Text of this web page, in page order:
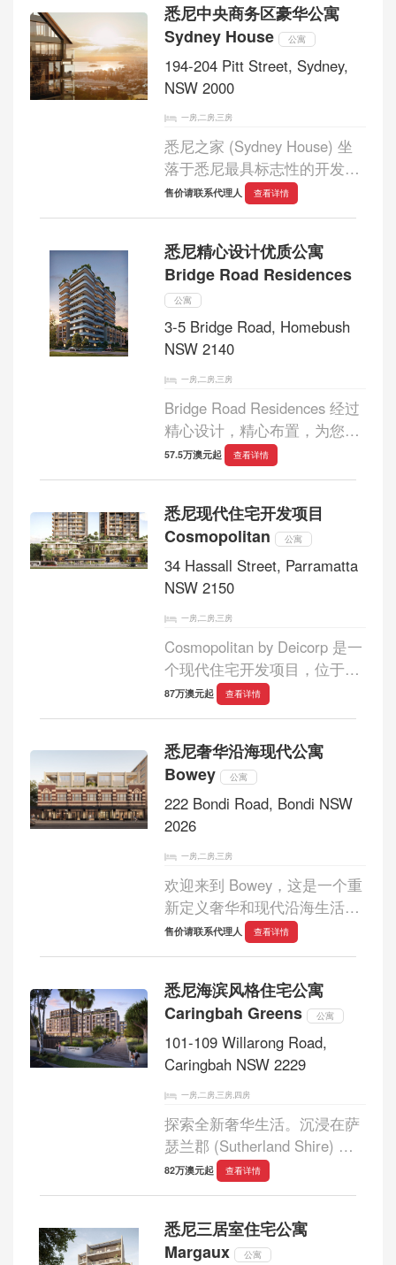
的庄园之中，其永恒的文化遗
产令人沉醉其中，...
悉尼中央商务区豪华公寓
Sydney House
公寓
194-204 Pitt Street, Sydney,
NSW 2000
一房,二房,三房
悉尼之家 (Sydney House) 坐
落于悉尼最具标志性的开发项
目之一，定会令人叹为观止。
非凡的一居室、两居室和三居
添花，不仅提供无与伦比的奢
华住宅，更配...
售价请联系代理人 查看详情
悉尼精心设计优质公寓
Bridge Road Residences
公寓
3-5 Bridge Road, Homebush
NSW 2140
一房,二房,三房
Bridge Road Residences 经过
精心设计，精心布置，为您带
来轻松生活的全新视角。这座
建筑兼具美观与实用，拥有开
屡获殊荣的室内设计师精心挑
选的装饰，营...
57.5万澳元起 查看详情
悉尼现代住宅开发项目
Cosmopolitan
公寓
34 Hassall Street, Parramatta
NSW 2150
一房,二房,三房
Cosmopolitan by Deicorp 是一
个现代住宅开发项目，位于新
南威尔士州帕拉马塔的中心地
经过精心设计，为居民提供城
市便利和自然...
87万澳元起 查看详情
悉尼奢华沿海现代公寓
Bowey
公寓
222 Bondi Road, Bondi NSW
2026
一房,二房,三房
欢迎来到 Bowey，这是一个重
新定义奢华和现代沿海生活的
精品开发项目。由屡获殊荣的
伍兹贝格建筑师设计，这个独
的住宅，将传统魅力与现代精
致无缝融合...
售价请联系代理人 查看详情
悉尼海滨风格住宅公寓
Caringbah Greens
公寓
101-109 Willarong Road,
Caringbah NSW 2229
一房,二房,三房,四房
探索全新奢华生活。沉浸在萨
瑟兰郡 (Sutherland Shire) 的
悠久历史中，同时享受现代化
的俱乐部设施、时尚的酒吧和
Landmark Group 打造，旨在
投资于整个郊区未来...
82万澳元起 查看详情
悉尼三居室住宅公寓
Margaux
公寓